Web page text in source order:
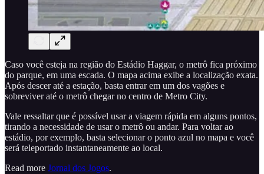
Caso você esteja na região do Estádio Haggar, o metrô fica próximo
do parque, em uma escada. O mapa acima exibe a localização exata.
Após descer até a estação, basta entrar em um dos vagões e
sobreviver até o metrô chegar no centro de Metro City.
Vale ressaltar que é possível usar a viagem rápida em alguns pontos,
tirando a necessidade de usar o metrô ou andar. Para voltar ao
estádio, por exemplo, basta selecionar o ponto azul no mapa e você
será teleportado instantaneamente ao local.
Read more Jornal dos Jogos.